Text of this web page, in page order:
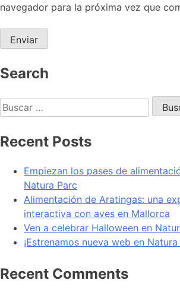
navegador para la próxima vez que
Search
Recent Posts
Empiezan los pases de
Natura Parc
Alimentación de Aratingas: una
interactiva con aves en Mallorca
Ven a celebrar Halloween en
¡Estrenamos nueva web en
Recent Comments